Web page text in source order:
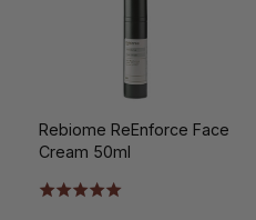
Rebiome ReEnforce Face
Cream 50ml